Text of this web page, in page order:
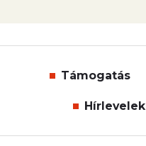
Támogatás
Hírlevelek